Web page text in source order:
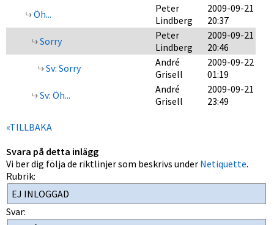
Öh...
Peter
Lindberg
2009-09-21
20:37
Sorry
Peter
Lindberg
2009-09-21
20:46
Sv: Sorry
André
Grisell
2009-09-22
01:19
Sv: Öh...
André
Grisell
2009-09-21
23:49
«TILLBAKA
Svara på detta inlägg
Vi ber dig följa de riktlinjer som beskrivs under Netiquette.
Rubrik:
Svar: